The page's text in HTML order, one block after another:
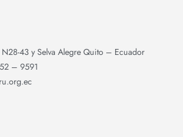
43 y Selva Alegre Quito – Ecuador
– 9591